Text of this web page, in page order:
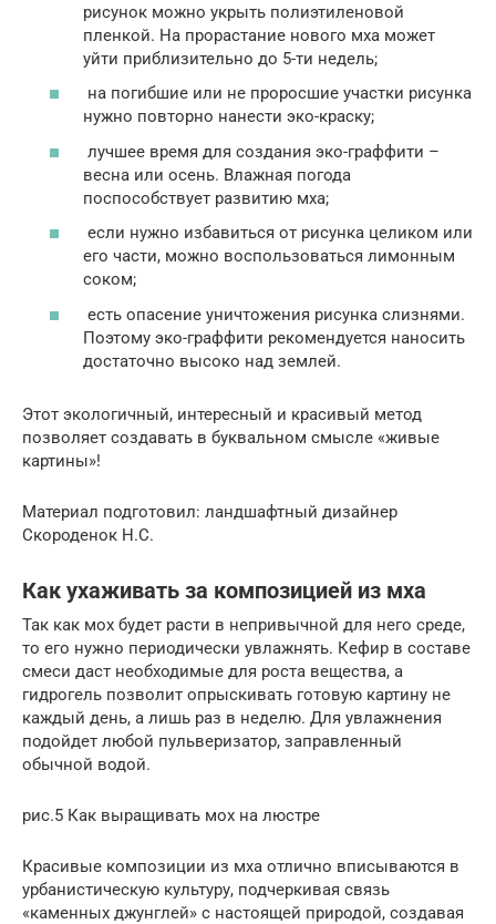
рисунок можно укрыть полиэтиленовой
пленкой. На прорастание нового мха может
уйти приблизительно до 5-ти недель;
на погибшие или не проросшие участки рисунка
нужно повторно нанести эко-краску;
лучшее время для создания эко-граффити –
весна или осень. Влажная погода
поспособствует развитию мха;
если нужно избавиться от рисунка целиком или
его части, можно воспользоваться лимонным
соком;
есть опасение уничтожения рисунка слизнями.
Поэтому эко-граффити рекомендуется наносить
достаточно высоко над землей.
Этот экологичный, интересный и красивый метод
позволяет создавать в буквальном смысле «живые
картины»!
Материал подготовил: ландшафтный дизайнер
Скороденок Н.С.
Как ухаживать за композицией из мха
Так как мох будет расти в непривычной для него среде,
то его нужно периодически увлажнять. Кефир в составе
смеси даст необходимые для роста вещества, а
гидрогель позволит опрыскивать готовую картину не
каждый день, а лишь раз в неделю. Для увлажнения
подойдет любой пульверизатор, заправленный
обычной водой.
рис.5 Как выращивать мох на люстре
Красивые композиции из мха отлично вписываются в
урбанистическую культуру, подчеркивая связь
«каменных джунглей» с настоящей природой, создавая